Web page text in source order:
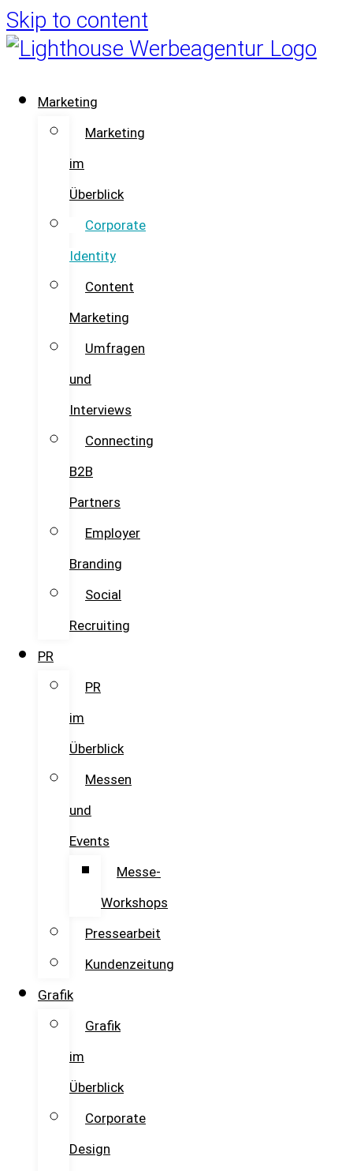
Skip to content
Marketing
Marketing
im
Überblick
Corporate
Identity
Content
Marketing
Umfragen
und
Interviews
Connecting
B2B
Partners
Employer
Branding
Social
Recruiting
PR
PR
im
Überblick
Messen
und
Events
Messe-
Workshops
Pressearbeit
Kundenzeitung
Grafik
Grafik
im
Überblick
Corporate
Design